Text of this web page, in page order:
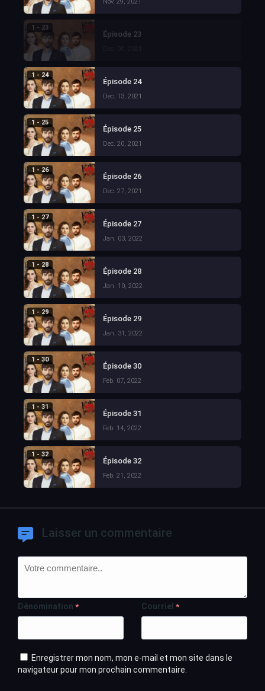
1 - 23
Épisode 23
1 - 24
Épisode 24
Dec. 13, 2021
1 - 25
Épisode 25
Dec. 20, 2021
1 - 26
Épisode 26
Dec. 27, 2021
1 - 27
Épisode 27
Jan. 03, 2022
1 - 28
Épisode 28
Jan. 10, 2022
1 - 29
Épisode 29
Jan. 31, 2022
1 - 30
Épisode 30
Feb. 07, 2022
1 - 31
Épisode 31
Feb. 14, 2022
1 - 32
Épisode 32
Feb. 21, 2022
Laisser un commentaire
Dénomination * Courriel *
Enregistrer mon nom, mon e-mail et mon site dans le
navigateur pour mon prochain commentaire.